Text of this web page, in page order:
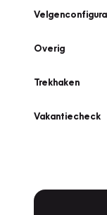
Overig
Trekhaken
Vakantiecheck